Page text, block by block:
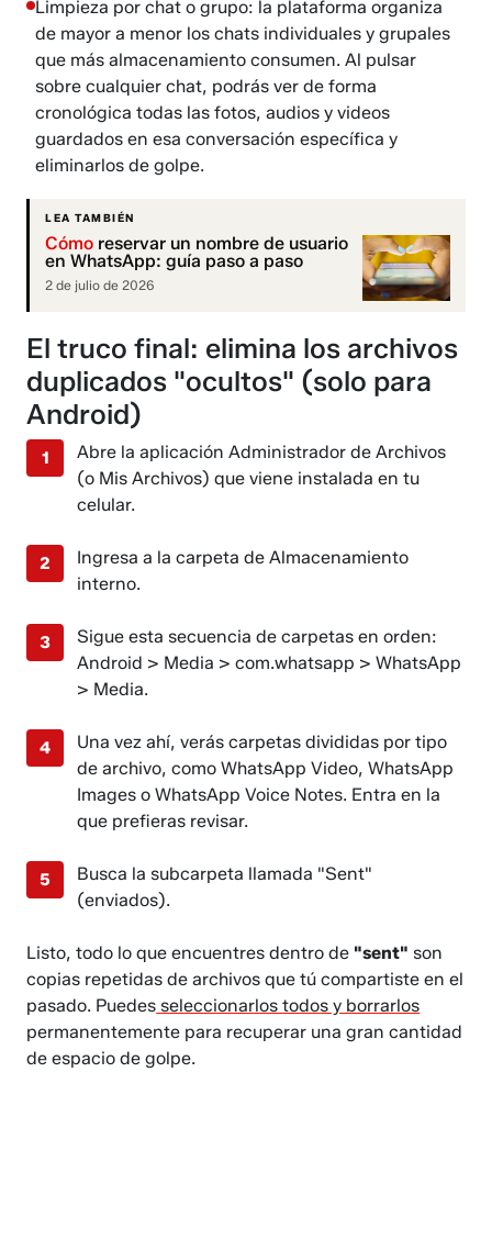
Limpieza por chat o grupo: la plataforma organiza
de mayor a menor los chats individuales y grupales
que más almacenamiento consumen. Al pulsar
sobre cualquier chat, podrás ver de forma
cronológica todas las fotos, audios y videos
guardados en esa conversación específica y
eliminarlos de golpe.
LEA TAMBIÉN
Cómo reservar un nombre de usuario
en WhatsApp: guía paso a paso
2 de julio de 2026
El truco final: elimina los archivos
duplicados "ocultos" (solo para
Android)
Abre la aplicación Administrador de Archivos
(o Mis Archivos) que viene instalada en tu
celular.
Ingresa a la carpeta de Almacenamiento
interno.
Sigue esta secuencia de carpetas en orden:
Android > Media > com.whatsapp > WhatsApp
> Media.
Una vez ahí, verás carpetas divididas por tipo
de archivo, como WhatsApp Video, WhatsApp
Images o WhatsApp Voice Notes. Entra en la
que prefieras revisar.
Busca la subcarpeta llamada "Sent"
(enviados).
Listo, todo lo que encuentres dentro de "sent" son
copias repetidas de archivos que tú compartiste en el
pasado. Puedes seleccionarlos todos y borrarlos
permanentemente para recuperar una gran cantidad
de espacio de golpe.